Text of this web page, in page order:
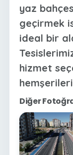
yaz
geçirmek
ideal bir
hizmet
Diğer